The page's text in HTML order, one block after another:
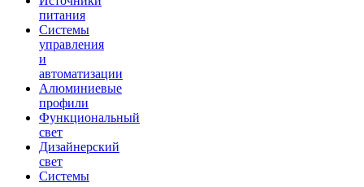
питания
Системы
управления
и
автоматизации
Алюминиевые
профили
Функциональный
свет
Дизайнерский
свет
Системы